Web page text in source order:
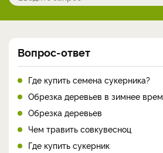
Вопрос-ответ
Где купить семена сукерника?
Обрезка деревьев в зимнее
Обрезка деревьев
Чем травить совкувесноц
Где купить сукерник